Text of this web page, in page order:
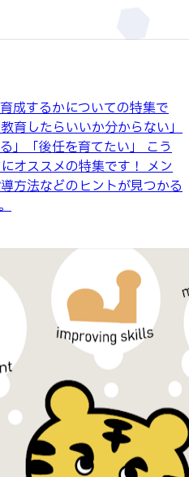
成するかについての特集で
育したらいいか分からない」
」「後任を育てたい」 こう
オススメの特集です！ メン
方法などのヒントが見つかる